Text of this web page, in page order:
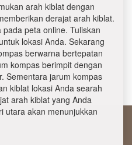
arah kiblat dengan
derajat arah kiblat.
peta online. Tuliskan
lokasi Anda. Sekarang
berwarna bertepatan
kompas berimpit dengan
Sementara jarum kompas
kiblat lokasi Anda searah
arah kiblat yang Anda
utara akan menunjukkan